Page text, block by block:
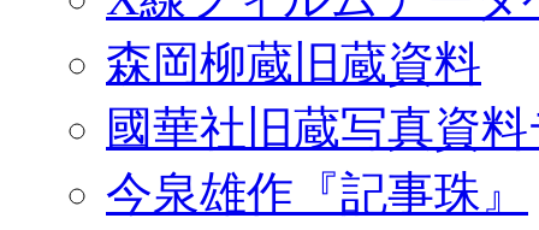
森岡柳蔵旧蔵資料
國華社旧蔵写真資
今泉雄作『記事珠』